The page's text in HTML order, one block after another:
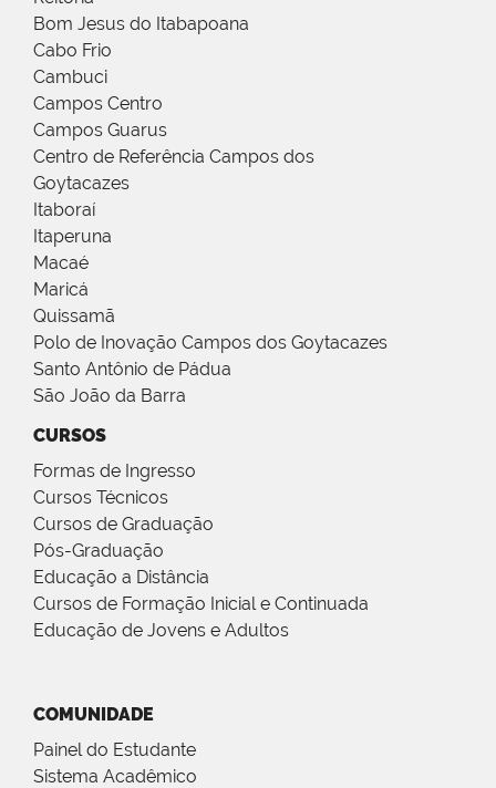
Bom Jesus do Itabapoana
Cabo Frio
Cambuci
Campos Centro
Campos Guarus
Centro de Referência Campos dos
Goytacazes
Itaboraí
Itaperuna
Macaé
Maricá
Quissamã
Polo de Inovação Campos dos Goytacazes
Santo Antônio de Pádua
São João da Barra
CURSOS
Formas de Ingresso
Cursos Técnicos
Cursos de Graduação
Pós-Graduação
Educação a Distância
Cursos de Formação Inicial e Continuada
Educação de Jovens e Adultos
COMUNIDADE
Painel do Estudante
Sistema Acadêmico